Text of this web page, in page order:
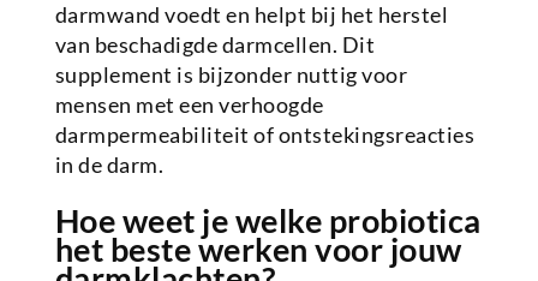
darmwand voedt en helpt bij het herstel
van beschadigde darmcellen. Dit
supplement is bijzonder nuttig voor
mensen met een verhoogde
darmpermeabiliteit of ontstekingsreacties
in de darm.
Hoe weet je welke probiotica
het beste werken voor jouw